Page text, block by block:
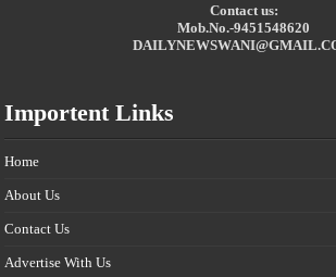
Contact us:
Mob.No.-9451548620
Importent Links
Home
About Us
Contact Us
Advertise With Us